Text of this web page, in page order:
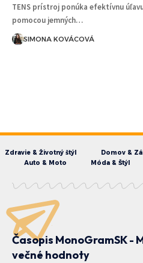
TENS prístroj ponúka efektívnu
pomocou jemných…
SIMONA KOVÁCOVÁ
Zdravie & Životný štýl Domov &
Auto & Moto
Móda & Štýl
Časopis MonoGramSK -
večné hodnoty